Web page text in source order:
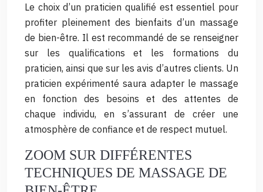
Le choix d’un praticien qualifié est essentiel pour
profiter pleinement des bienfaits d’un massage
de bien-être. Il est recommandé de se renseigner
sur les qualifications et les formations du
praticien, ainsi que sur les avis d’autres clients. Un
praticien expérimenté saura adapter le massage
en fonction des besoins et des attentes de
chaque individu, en s’assurant de créer une
atmosphère de confiance et de respect mutuel.
ZOOM SUR DIFFÉRENTES
TECHNIQUES DE MASSAGE DE